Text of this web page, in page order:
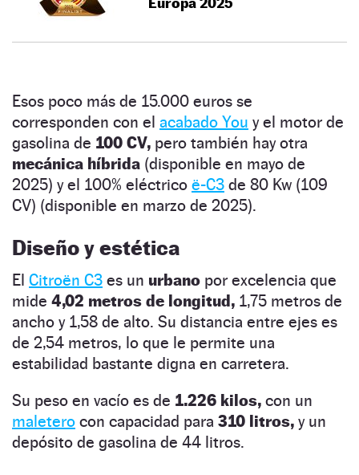
Esos poco más de 15.000 euros se
corresponden con el acabado You y el motor de
gasolina de 100 CV, pero también hay otra
mecánica híbrida (disponible en mayo de
2025) y el 100% eléctrico ë-C3 de 80 Kw (109
CV) (disponible en marzo de 2025).
Diseño y estética
El Citroën C3 es un urbano por excelencia que
mide 4,02 metros de longitud, 1,75 metros de
ancho y 1,58 de alto. Su distancia entre ejes es
de 2,54 metros, lo que le permite una
estabilidad bastante digna en carretera.
Su peso en vacío es de 1.226 kilos, con un
maletero con capacidad para 310 litros, y un
depósito de gasolina de 44 litros.